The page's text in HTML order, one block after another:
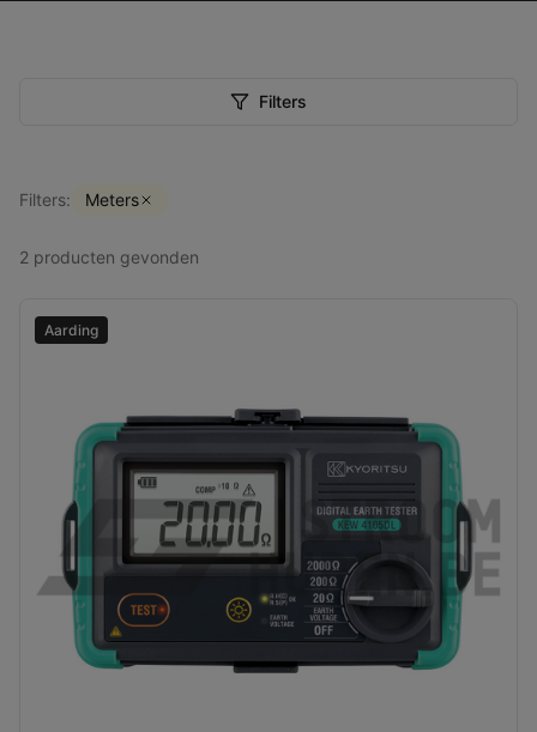
Filters
Filters: Meters
2 producten gevonden
Aarding